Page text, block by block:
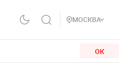
МОСКВА
ОК